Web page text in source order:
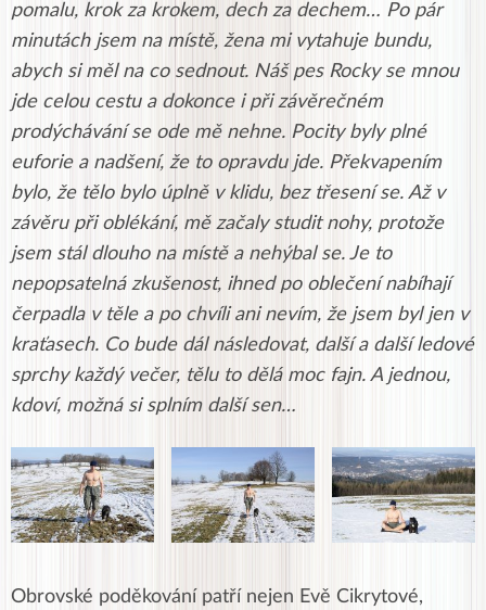
pomalu, krok za krokem, dech za dechem… Po pár
minutách jsem na místě, žena mi vytahuje bundu,
abych si měl na co sednout. Náš pes Rocky se mnou
jde celou cestu a dokonce i při závěrečném
prodýchávání se ode mě nehne. Pocity byly plné
euforie a nadšení, že to opravdu jde. Překvapením
bylo, že tělo bylo úplně v klidu, bez třesení se. Až v
závěru při oblékání, mě začaly studit nohy, protože
jsem stál dlouho na místě a nehýbal se. Je to
nepopsatelná zkušenost, ihned po oblečení nabíhají
čerpadla v těle a po chvíli ani nevím, že jsem byl jen v
kraťasech. Co bude dál následovat, další a další ledové
sprchy každý večer, tělu to dělá moc fajn. A jednou,
kdoví, možná si splním další sen…
Obrovské poděkování patří nejen Evě Cikrytové,